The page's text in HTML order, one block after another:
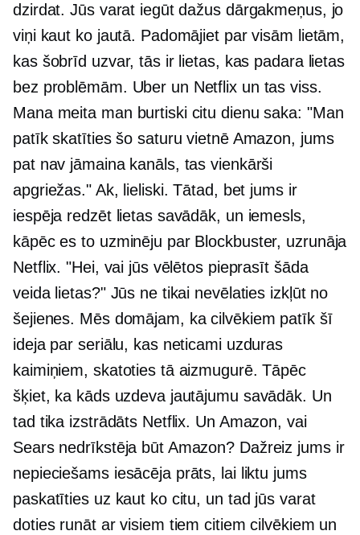
dzirdat. Jūs varat iegūt dažus dārgakmeņus, jo
viņi kaut ko jautā. Padomājiet par visām lietām,
kas šobrīd uzvar, tās ir lietas, kas padara lietas
bez problēmām. Uber un Netflix un tas viss.
Mana meita man burtiski citu dienu saka: "Man
patīk skatīties šo saturu vietnē Amazon, jums
pat nav jāmaina kanāls, tas vienkārši
apgriežas." Ak, lieliski. Tātad, bet jums ir
iespēja redzēt lietas savādāk, un iemesls,
kāpēc es to uzminēju par Blockbuster, uzrunāja
Netflix. "Hei, vai jūs vēlētos pieprasīt šāda
veida lietas?" Jūs ne tikai nevēlaties izkļūt no
šejienes. Mēs domājam, ka cilvēkiem patīk šī
ideja par seriālu, kas neticami uzduras
kaimiņiem, skatoties tā aizmugurē. Tāpēc
šķiet, ka kāds uzdeva jautājumu savādāk. Un
tad tika izstrādāts Netflix. Un Amazon, vai
Sears nedrīkstēja būt Amazon? Dažreiz jums ir
nepieciešams iesācēja prāts, lai liktu jums
paskatīties uz kaut ko citu, un tad jūs varat
doties runāt ar visiem tiem citiem cilvēkiem un